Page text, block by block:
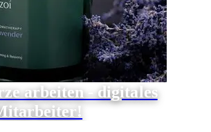
arbeiten - digitales